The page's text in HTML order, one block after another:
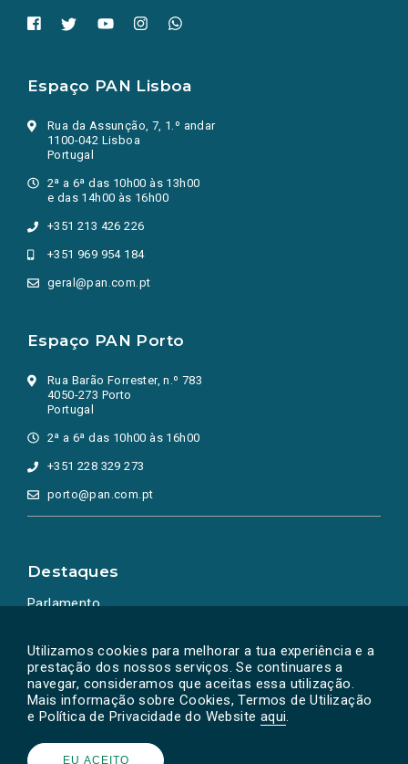
Utilizamos cookies para melhorar a tua experiência e a
prestação dos nossos serviços. Se continuares a
navegar, consideramos que aceitas essa utilização.
Mais informação sobre Cookies, Termos de Utilização
e Política de Privacidade do Website aqui.
EU ACEITO
Espaço PAN Lisboa
Rua da Assunção, 7, 1.º andar
1100-042 Lisboa
Portugal
2ª a 6ª das 10h00 às 13h00
e das 14h00 às 16h00
+351 213 426 226
+351 969 954 184
geral@pan.com.pt
Espaço PAN Porto
Rua Barão Forrester, n.º 783
4050-273 Porto
Portugal
2ª a 6ª das 10h00 às 16h00
+351 228 329 273
porto@pan.com.pt
Destaques
Parlamento